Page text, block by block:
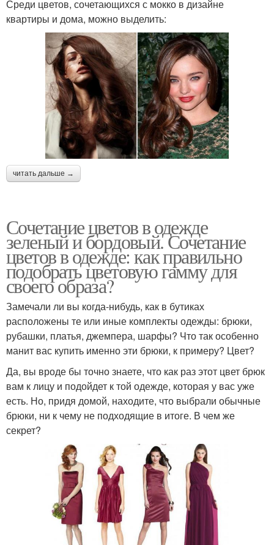
Среди цветов, сочетающихся с мокко в дизайне
квартиры и дома, можно выделить:
читать дальше →
Сочетание цветов в одежде
зеленый и бордовый. Сочетание
цветов в одежде: как правильно
подобрать цветовую гамму для
своего образа?
Замечали ли вы когда-нибудь, как в бутиках
расположены те или иные комплекты одежды: брюки,
рубашки, платья, джемпера, шарфы? Что так особенно
манит вас купить именно эти брюки, к примеру? Цвет?
Да, вы вроде бы точно знаете, что как раз этот цвет брюк
вам к лицу и подойдет к той одежде, которая у вас уже
есть. Но, придя домой, находите, что выбрали обычные
брюки, ни к чему не подходящие в итоге. В чем же
секрет?